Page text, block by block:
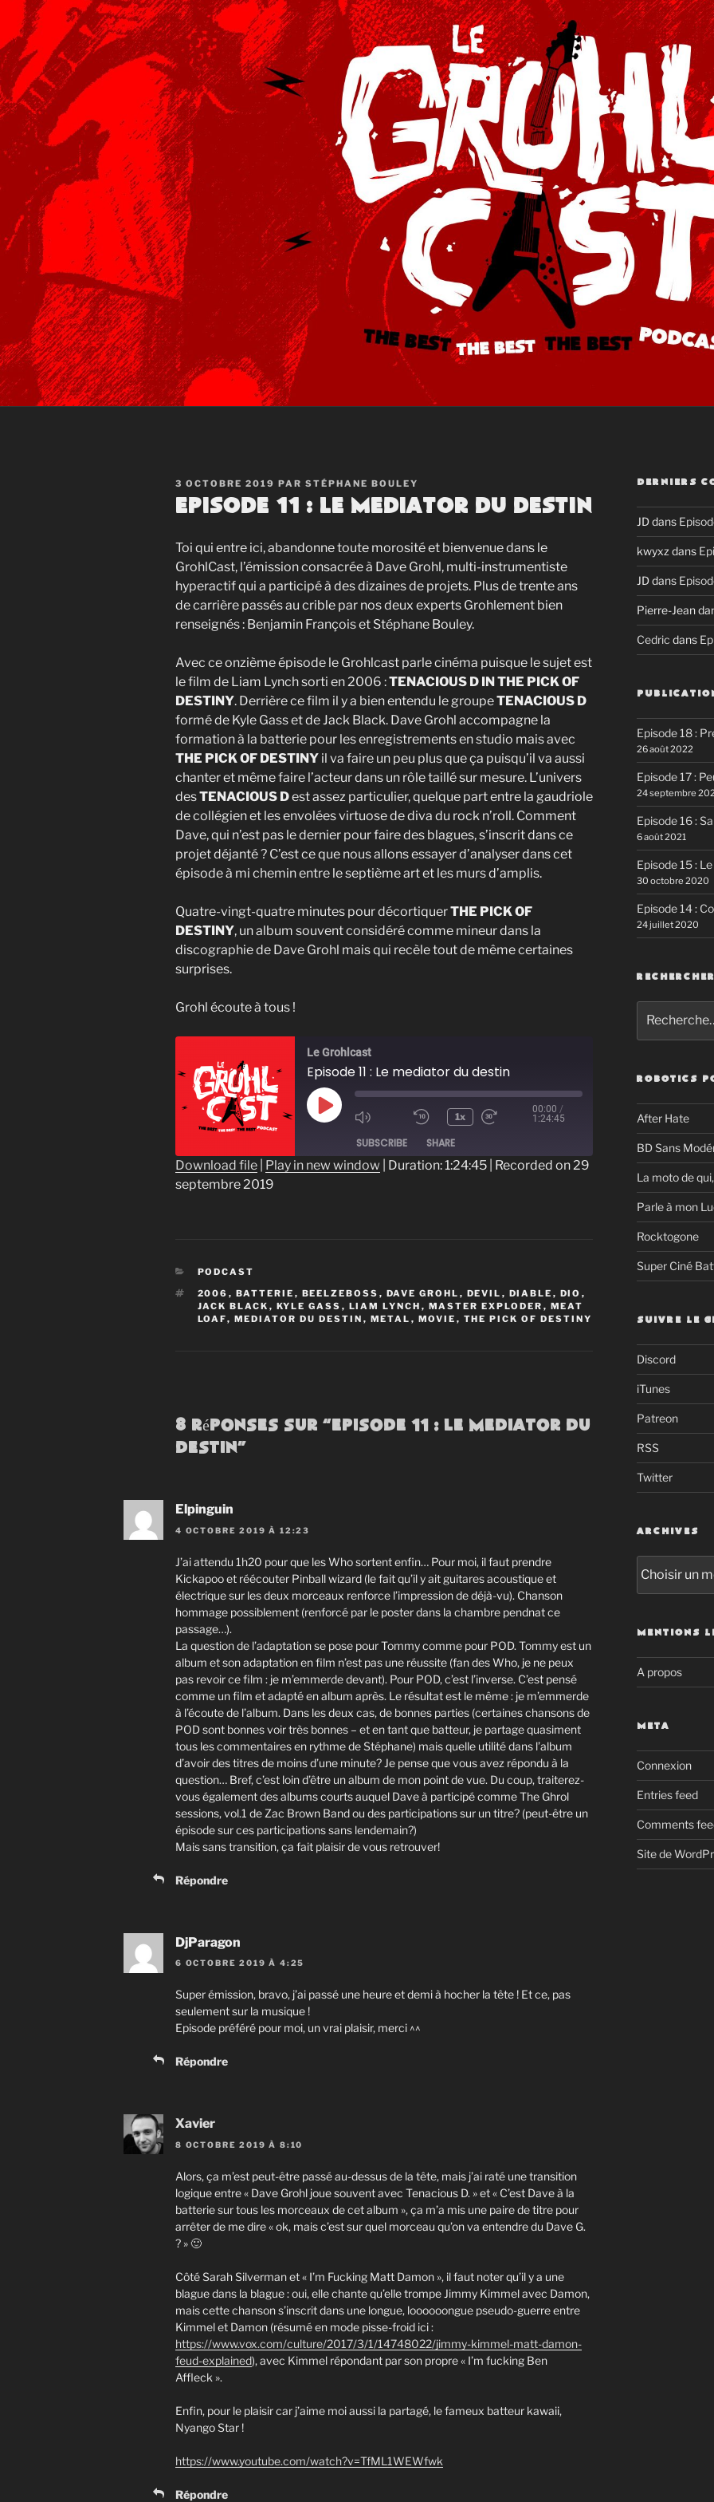
PUBLIÉ
LE
3 OCTOBRE 2019 PAR STÉPHANE BOULEY
Episode 11 : Le mediator du destin
Toi qui entre ici, abandonne toute morosité et bienvenue dans le
GrohlCast, l’émission consacrée à Dave Grohl, multi-instrumentiste
hyperactif qui a participé à des dizaines de projets. Plus de trente ans
de carrière passés au crible par nos deux experts Grohlement bien
renseignés : Benjamin François et Stéphane Bouley.
Avec ce onzième épisode le Grohlcast parle cinéma puisque le sujet est
le film de Liam Lynch sorti en 2006 :TENACIOUS D IN THE PICK OF
DESTINY. Derrière ce film il y a bien entendu le groupeTENACIOUS D
formé de Kyle Gass et de Jack Black. Dave Grohl accompagne la
formation à la batterie pour les enregistrements en studio mais avec
THE PICK OF DESTINY il va faire un peu plus que ça puisqu’il va aussi
chanter et même faire l’acteur dans un rôle taillé sur mesure. L’univers
desTENACIOUS Dest assez particulier, quelque part entre la gaudriole
de collégien et les envolées virtuose de diva du rock n’roll. Comment
Dave, qui n’est pas le dernier pour faire des blagues, s’inscrit dans ce
projet déjanté ? C’est ce que nous allons essayer d’analyser dans cet
épisode à mi chemin entre le septième art et les murs d’amplis.
Quatre-vingt-quatre minutes pour décortiquerTHE PICK OF
DESTINY, un album souvent considéré comme mineur dans la
discographie de Dave Grohl mais qui recèle tout de même certaines
surprises.
Grohl écoute à tous !
Le Grohlcast
Episode 11 : Le mediator du destin
Play
1x
00:00 /
1:24:45
SUBSCRIBE SHARE
SHARE
Download file Play in new window Duration: 1:24:45
Recorded on 29
septembre 2019
CATÉGORIES
PODCAST
ÉTIQUETTES
2006 , BATTERIE , BEELZEBOSS , DAVE GROHL , DEVIL , DIABLE , DIO ,
JACK BLACK , KYLE GASS , LIAM LYNCH , MASTER EXPLODER , MEAT
LOAF, MEDIATOR DU DESTIN , METAL , MOVIE , THE PICK OF DESTINY
8 réponses sur “Episode 11 : Le mediator du
destin”
Elpinguin
4 OCTOBRE 2019 À 12:23
J’ai attendu 1h20 pour que les Who sortent enfin… Pour moi, il faut prendre
Kickapoo et réécouter Pinball wizard (le fait qu’il y ait guitares acoustique et
électrique sur les deux morceaux renforce l’impression de déjà-vu). Chanson
hommage possiblement (renforcé par le poster dans la chambre pendnat ce
passage…).
La question de l’adaptation se pose pour Tommy comme pour POD. Tommy est un
album et son adaptation en film n’est pas une réussite (fan des Who, je ne peux
pas revoir ce film : je m’emmerde devant). Pour POD, c’est l’inverse. C’est pensé
comme un film et adapté en album après. Le résultat est le même : je m’emmerde
à l’écoute de l’album. Dans les deux cas, de bonnes parties (certaines chansons de
POD sont bonnes voir très bonnes – et en tant que batteur, je partage quasiment
tous les commentaires en rythme de Stéphane) mais quelle utilité dans l’album
d’avoir des titres de moins d’une minute? Je pense que vous avez répondu à la
question… Bref, c’est loin d’être un album de mon point de vue. Du coup, traiterez-
vous également des albums courts auquel Dave à participé comme The Ghrol
sessions, vol.1 de Zac Brown Band ou des participations sur un titre? (peut-être un
épisode sur ces participations sans lendemain?)
Mais sans transition, ça fait plaisir de vous retrouver!
Répondre
DjParagon
6 OCTOBRE 2019 À 4:25
Super émission, bravo, j’ai passé une heure et demi à hocher la tête ! Et ce, pas
seulement sur la musique !
Episode préféré pour moi, un vrai plaisir, merci ^^
Répondre
Xavier
8 OCTOBRE 2019 À 8:10
Alors, ça m’est peut-être passé au-dessus de la tête, mais j’ai raté une transition
logique entre « Dave Grohl joue souvent avec Tenacious D. » et « C’est Dave à la
batterie sur tous les morceaux de cet album », ça m’a mis une paire de titre pour
arrêter de me dire « ok, mais c’est sur quel morceau qu’on va entendre du Dave G.
? » 🙂
Côté Sarah Silverman et « I’m Fucking Matt Damon », il faut noter qu’il y a une
blague dans la blague : oui, elle chante qu’elle trompe Jimmy Kimmel avec Damon,
mais cette chanson s’inscrit dans une longue, loooooongue pseudo-guerre entre
Kimmel et Damon (résumé en mode pisse-froid ici :
https://www.vox.com/culture/2017/3/1/14748022/jimmy-kimmel-matt-damon-
feud-explained), avec Kimmel répondant par son propre « I’m fucking Ben
Affleck ».
Enfin, pour le plaisir car j’aime moi aussi la partagé, le fameux batteur kawaii,
Nyango Star !
https://www.youtube.com/watch?v=TfML1WEWfwk
Répondre
DERNIERS
JDdans
kwyxz dans
JDdans
Pierre-Jean
Cedric dans
Episode 18 :
26 août 2022
Episode 17 :
24 septembre
Episode 16 :
6 août 2021
Episode 15 :
30 octobre 2020
Episode 14 :
24 juillet 2020
pour
:
ROBOTICS
After Hate
BD Sans
La moto de
Parle à mon
Rocktogone
Super Ciné
SUIVRE LE
Discord
iTunes
Patreon
RSS
Twitter
ARCHIVES
MENTIONS
A propos
META
Connexion
Entries feed
Comments
Site de